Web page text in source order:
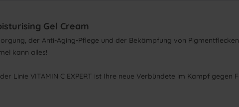
Gel Cream
der Anti-Aging-Pflege und der Bekämpfung von
kann alles!
Linie VITAMIN C EXPERT ist Ihre neue Verbündete im Kampf